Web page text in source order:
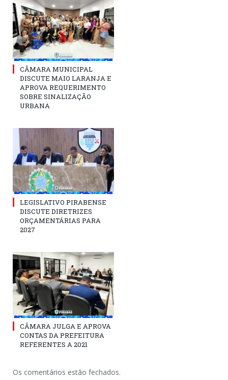
CÂMARA MUNICIPAL
DISCUTE MAIO LARANJA E
APROVA REQUERIMENTO
SOBRE SINALIZAÇÃO
URBANA
LEGISLATIVO PIRABENSE
DISCUTE DIRETRIZES
ORÇAMENTÁRIAS PARA
2027
CÂMARA JULGA E APROVA
CONTAS DA PREFEITURA
REFERENTES A 2021
Os comentários estão fechados.